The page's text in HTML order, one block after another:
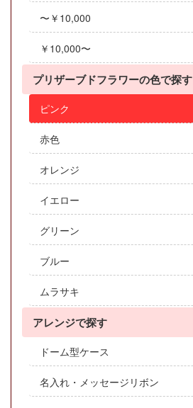
〜￥10,000
￥10,000〜
プリザーブドフラワーの色で探す
ピンク
赤色
オレンジ
イエロー
グリーン
ブルー
ムラサキ
アレンジで探す
ドーム型ケース
名入れ・メッセージリボン